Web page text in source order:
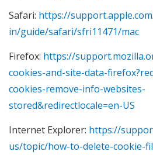
Safari: https://
in/guide/safari/sfri11471/mac
Firefox: https://
cookies-and-site-data-
cookies-remove-info-websites-
stored&redirectlocale=en-US
Internet Explorer: https://
us/topic/how-to-delete-cookie-